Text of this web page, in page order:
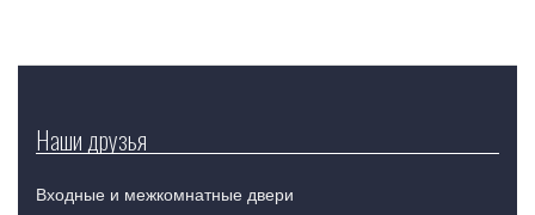
Наши друзья
Входные и межкомнатные двери